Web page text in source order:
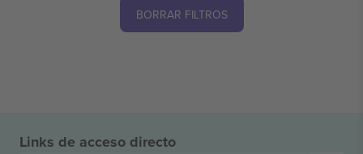
BORRAR FILTROS
Links de acceso directo